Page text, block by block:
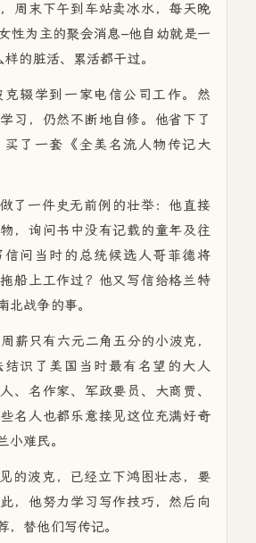
周末下午到车站卖冰水，每天晚
性为主的聚会消息–他自幼就是一
的脏活、累活都干过。
克辍学到一家电信公司工作。然
习，仍然不断地自修。他省下了
了一套《全美名流人物传记大
了一件史无前例的壮举：他直接
，询问书中没有记载的童年及往
信问当时的总统候选人哥菲德将
船上工作过？他又写信给格兰特
北战争的事。
薪只有六元二角五分的小波克，
识了美国当时最有名望的大人
、名作家、军政要员、大商贾、
名人也都乐意接见这位充满好奇
小难民。
的波克，已经立下鸿图壮志，要
，他努力学习写作技巧，然后向
，替他们写传记。